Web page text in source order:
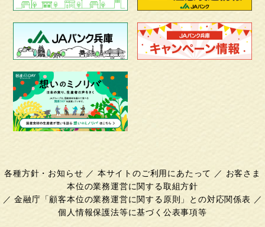
各種方針・お知らせ ／ 本サイトのご利用にあたって ／ お客さま
本位の業務運営に関する取組方針
／金融庁「顧客本位の業務運営に関する原則」との対応関係表
／
個人情報保護法等に基づく公表事項等